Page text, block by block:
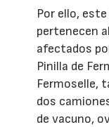
Por ello,
pertenecen
afectados
Pinilla de
Fermoselle,
dos
de vacuno,